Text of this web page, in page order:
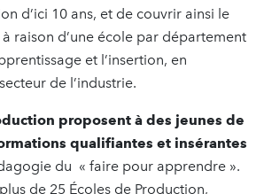
d’ici 10 ans, et de couvrir ainsi le
raison d’une école par département
et l’insertion, en
de l’industrie.
proposent à des jeunes de
qualifiantes et insérantes
du « faire pour apprendre ».
de 25 Écoles de Production,